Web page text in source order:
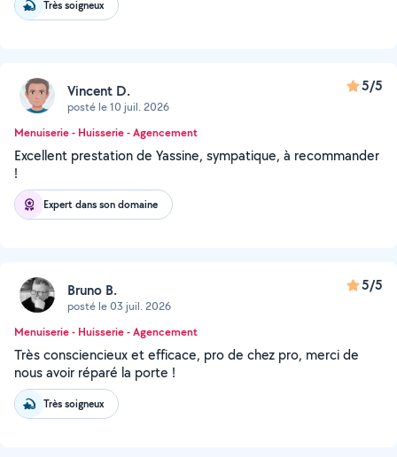
Très soigneux
Vincent D.
posté le 10 juil. 2026
5/5
Menuiserie - Huisserie - Agencement
Excellent prestation de Yassine, sympatique, à recommander
!
Expert dans son domaine
Bruno B.
posté le 03 juil. 2026
5/5
Menuiserie - Huisserie - Agencement
Très consciencieux et efficace, pro de chez pro, merci de
nous avoir réparé la porte !
Très soigneux